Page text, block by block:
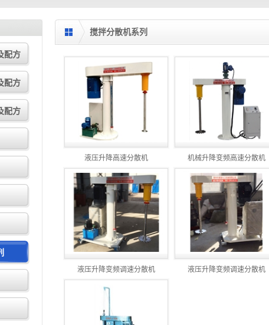
载机常见类型有哪些 2025.07.23
载机的特点和应用场景
2025.04.16
估小型装载机的质量与性能？ 2025.03.18
合适的小型装载机？
机的选型要点
2024.11.21
机有哪些优势
2024.10.16
机的使用技巧有哪些
2026.04.23
机的应用领域有哪些
2026.03.18
小型装载机的使用寿命
2026.01.27
机：多场景作业好帮手
2025.12.24
操作和维护小型装载机
2025.11.27
载机的维护保养方法有哪些 2025.10.22
机常见类型有哪些
机操作与维护注意事项
2025.06.20
机的特点和应用场景
估小型装载机的质量与性能？ 2025.03.18
合适的小型装载机？
2024.12.18
机的选型要点
2024.11.21
机有哪些优势
2024.10.16
配方
配方
配方
搅拌分散机系列
液压升降高速分散机 机械升降变频高速分散机
液压升降变频调速分散机 液压升降变频调速分散机